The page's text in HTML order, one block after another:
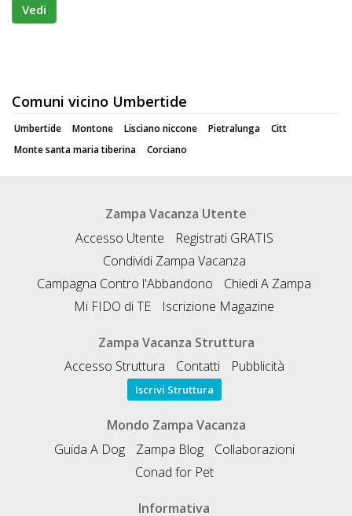
Vedi
Comuni vicino Umbertide
Umbertide Montone Lisciano niccone Pietralunga
Citt
Monte santa maria tiberina
Corciano
Zampa Vacanza Utente
Accesso Utente
Registrati GRATIS
Condividi Zampa Vacanza
Campagna Contro l'Abbandono
Chiedi A Zampa
Mi FIDO di TE
Iscrizione Magazine
Zampa Vacanza Struttura
Accesso Struttura
Contatti Pubblicità
Iscrivi Struttura
Mondo Zampa Vacanza
Guida A Dog
Zampa Blog
Collaborazioni
Conad for Pet
Informativa